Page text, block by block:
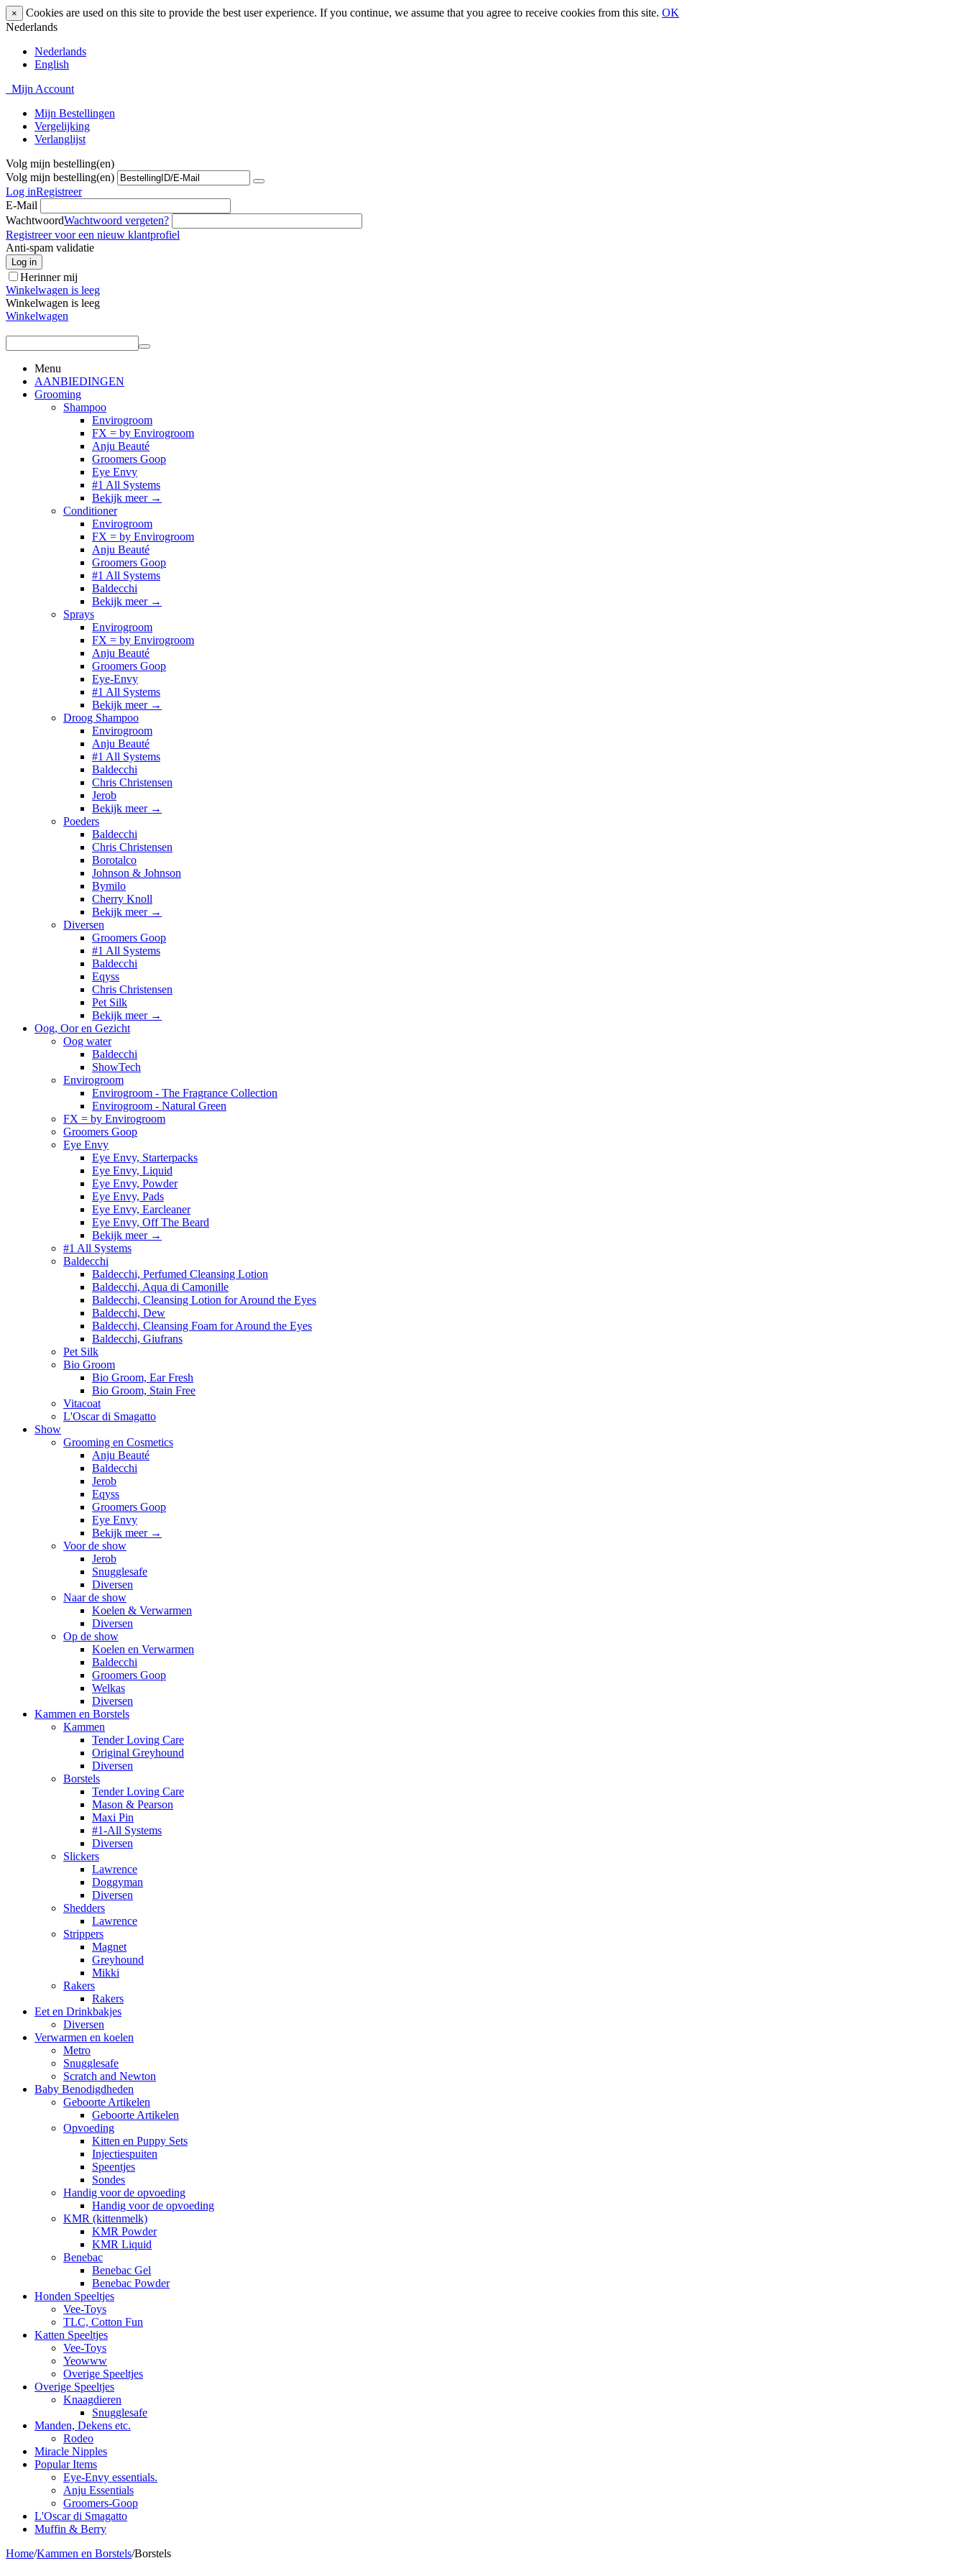
× Cookies are used on this site to provide the best user experience. If you continue, we assume that you agree to receive cookies from this site. OK
Nederlands
Nederlands
English
Mijn Account
Mijn Bestellingen
Vergelijking
Verlanglijst
Volg mijn bestelling(en)
Volg mijn bestelling(en)
Log inRegistreer
E-Mail
WachtwoordWachtwoord vergeten?
Registreer voor een nieuw klantprofiel
Anti-spam validatie
Log in
Herinner mij
Winkelwagen is leeg
Winkelwagen is leeg
Winkelwagen
Menu
AANBIEDINGEN
Grooming
Shampoo
Envirogroom
FX = by Envirogroom
Anju Beauté
Groomers Goop
Eye Envy
#1 All Systems
Bekijk meer →
Conditioner
Envirogroom
FX = by Envirogroom
Anju Beauté
Groomers Goop
#1 All Systems
Baldecchi
Bekijk meer →
Sprays
Envirogroom
FX = by Envirogroom
Anju Beauté
Groomers Goop
Eye-Envy
#1 All Systems
Bekijk meer →
Droog Shampoo
Envirogroom
Anju Beauté
#1 All Systems
Baldecchi
Chris Christensen
Jerob
Bekijk meer →
Poeders
Baldecchi
Chris Christensen
Borotalco
Johnson & Johnson
Bymilo
Cherry Knoll
Bekijk meer →
Diversen
Groomers Goop
#1 All Systems
Baldecchi
Eqyss
Chris Christensen
Pet Silk
Bekijk meer →
Oog, Oor en Gezicht
Oog water
Baldecchi
ShowTech
Envirogroom
Envirogroom - The Fragrance Collection
Envirogroom - Natural Green
FX = by Envirogroom
Groomers Goop
Eye Envy
Eye Envy, Starterpacks
Eye Envy, Liquid
Eye Envy, Powder
Eye Envy, Pads
Eye Envy, Earcleaner
Eye Envy, Off The Beard
Bekijk meer →
#1 All Systems
Baldecchi
Baldecchi, Perfumed Cleansing Lotion
Baldecchi, Aqua di Camonille
Baldecchi, Cleansing Lotion for Around the Eyes
Baldecchi, Dew
Baldecchi, Cleansing Foam for Around the Eyes
Baldecchi, Giufrans
Pet Silk
Bio Groom
Bio Groom, Ear Fresh
Bio Groom, Stain Free
Vitacoat
L'Oscar di Smagatto
Show
Grooming en Cosmetics
Anju Beauté
Baldecchi
Jerob
Eqyss
Groomers Goop
Eye Envy
Bekijk meer →
Voor de show
Jerob
Snugglesafe
Diversen
Naar de show
Koelen & Verwarmen
Diversen
Op de show
Koelen en Verwarmen
Baldecchi
Groomers Goop
Welkas
Diversen
Kammen en Borstels
Kammen
Tender Loving Care
Original Greyhound
Diversen
Borstels
Tender Loving Care
Mason & Pearson
Maxi Pin
#1-All Systems
Diversen
Slickers
Lawrence
Doggyman
Diversen
Shedders
Lawrence
Strippers
Magnet
Greyhound
Mikki
Rakers
Rakers
Eet en Drinkbakjes
Diversen
Verwarmen en koelen
Metro
Snugglesafe
Scratch and Newton
Baby Benodigdheden
Geboorte Artikelen
Geboorte Artikelen
Opvoeding
Kitten en Puppy Sets
Injectiespuiten
Speentjes
Sondes
Handig voor de opvoeding
Handig voor de opvoeding
KMR (kittenmelk)
KMR Powder
KMR Liquid
Benebac
Benebac Gel
Benebac Powder
Honden Speeltjes
Vee-Toys
TLC, Cotton Fun
Katten Speeltjes
Vee-Toys
Yeowww
Overige Speeltjes
Overige Speeltjes
Knaagdieren
Snugglesafe
Manden, Dekens etc.
Rodeo
Miracle Nipples
Popular Items
Eye-Envy essentials.
Anju Essentials
Groomers-Goop
L'Oscar di Smagatto
Muffin & Berry
Home/Kammen en Borstels/Borstels